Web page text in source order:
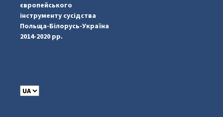
pimrec_project
європейського
інструменту сусідства
Польща-Білорусь-Україна
2014-2020 рр.
C